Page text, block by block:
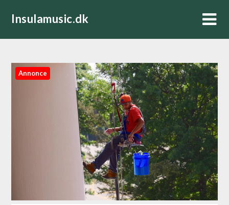
Insulamusic.dk
Annonce